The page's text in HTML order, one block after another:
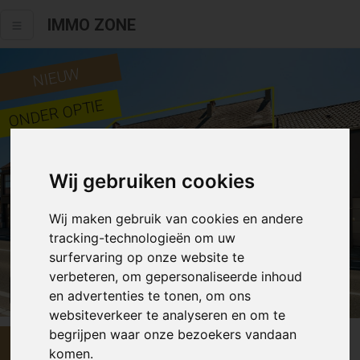
Wij gebruiken cookies
Wij maken gebruik van cookies en andere
tracking-technologieën om uw
surfervaring op onze website te
verbeteren, om gepersonaliseerde inhoud
en advertenties te tonen, om ons
websiteverkeer te analyseren en om te
begrijpen waar onze bezoekers vandaan
komen.
IMMO ZONE
NIEUW
ONDER OPTIE
Alle fotos
€ 349 000